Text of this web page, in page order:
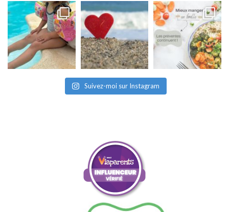
Suivez-moi sur Instagram